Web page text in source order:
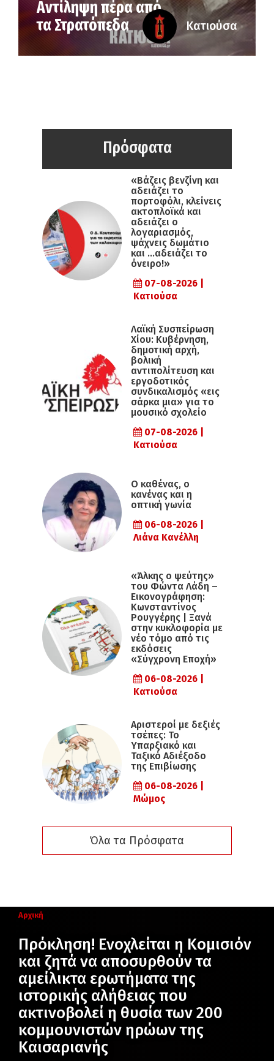
Αντίληψη πέρα από
τα Στρατόπεδα
Κατιούσα
Πρόσφατα
«Βάζεις βενζίνη και
αδειάζει το
πορτοφόλι, κλείνεις
ακτοπλοϊκά και
αδειάζει ο
λογαριασμός,
ψάχνεις δωμάτιο
και …αδειάζει το
όνειρο!»
07-08-2026 |
Κατιούσα
Λαϊκή Συσπείρωση
Χίου: Κυβέρνηση,
δημοτική αρχή,
βολική
αντιπολίτευση και
εργοδοτικός
συνδικαλισμός «εις
σάρκα μια» για το
μουσικό σχολείο
07-08-2026 |
Κατιούσα
Ο καθένας, ο
κανένας και η
οπτική γωνία
06-08-2026 |
Λιάνα Κανέλλη
«Άλκης ο ψεύτης»
του Φώντα Λάδη –
Εικονογράφηση:
Κωνσταντίνος
Ρουγγέρης | Ξανά
στην κυκλοφορία με
νέο τόμο από τις
εκδόσεις
«Σύγχρονη Εποχή»
06-08-2026 |
Κατιούσα
Αριστεροί με δεξιές
τσέπες: Το
Υπαρξιακό και
Ταξικό Αδιέξοδο
της Επιβίωσης
06-08-2026 |
Μώμος
Όλα τα Πρόσφατα
Αρχική
Πρόκληση! Ενοχλείται η Κομισιόν
και ζητά να αποσυρθούν τα
αμείλικτα ερωτήματα της
ιστορικής αλήθειας που
ακτινοβολεί η θυσία των 200
κομμουνιστών ηρώων της
Καισαριανής